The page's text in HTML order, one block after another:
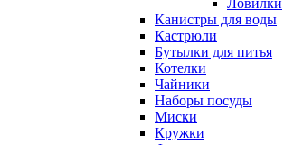
Ловилки
Канистры для воды
Кастрюли
Бутылки для питья
Котелки
Чайники
Наборы посуды
Миски
Кружки